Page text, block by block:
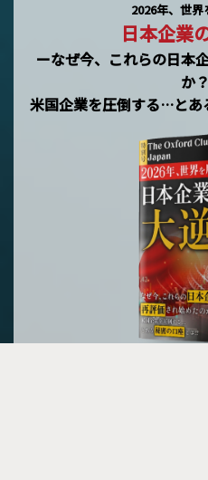
2026年、世
日本企業
ーなぜ今、これらの日本
か
米国企業を圧倒する…とあ